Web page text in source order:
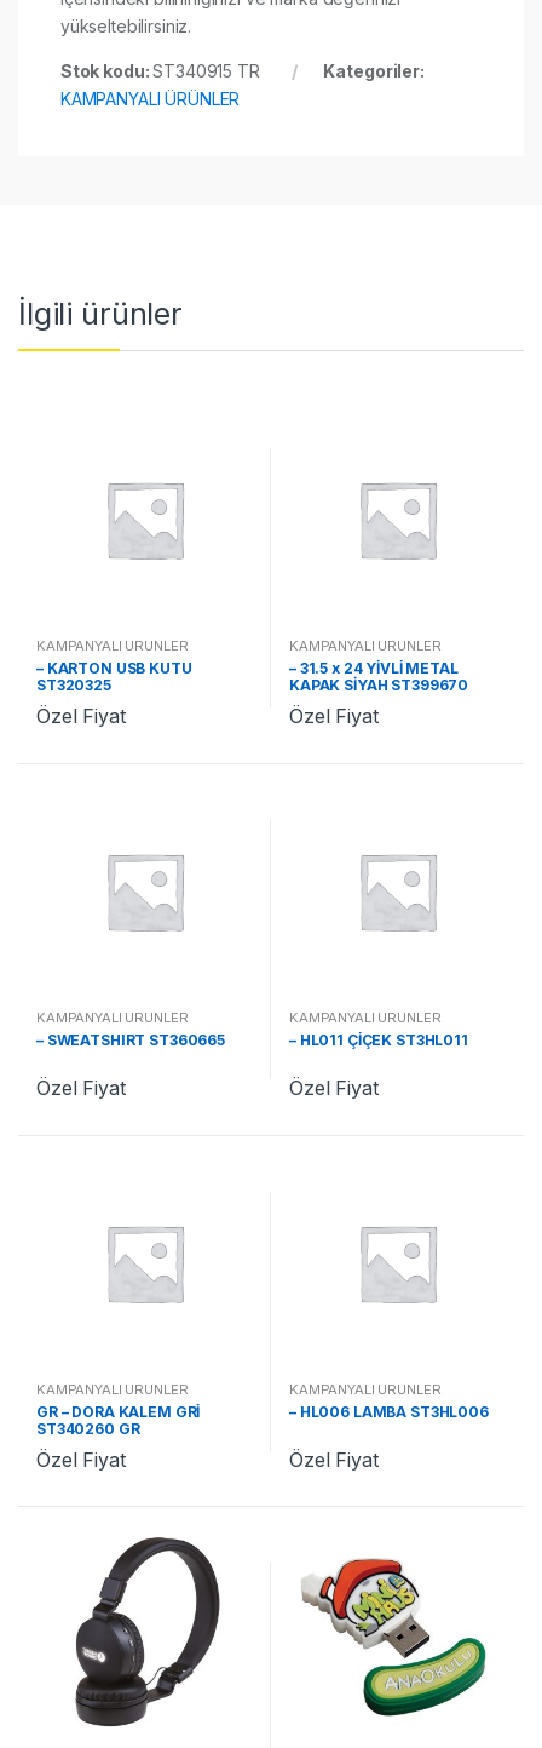
yükseltebilirsiniz.
Stok kodu:ST340915 TR
Kategoriler:
KAMPANYALI ÜRÜNLER
İlgili ürünler
KAMPANYALI ÜRÜNLER
– KARTON USB KUTU
ST320325
Özel Fiyat
KAMPANYALI ÜRÜNLER
– 31.5 x 24 YİVLİ METAL
KAPAK SİYAH ST399670
Özel Fiyat
KAMPANYALI ÜRÜNLER
– SWEATSHIRT ST360665
Özel Fiyat
KAMPANYALI ÜRÜNLER
– HL011 ÇİÇEK ST3HL011
Özel Fiyat
KAMPANYALI ÜRÜNLER
GR – DORA KALEM GRİ
ST340260 GR
Özel Fiyat
KAMPANYALI ÜRÜNLER
– HL006 LAMBA ST3HL006
Özel Fiyat